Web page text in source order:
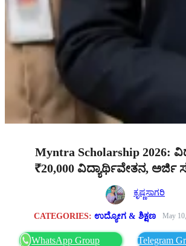
Myntra Scholarship 2026:
₹20,000 ವಿದ್ಯಾರ್ಥಿವೇತನ, ಅರ್ಜಿ
ಕೃಷ್ಣಸಾಗರಿ
CATEGORIES:ಉದ್ಯೋಗ & ಶಿಕ್ಷಣ May
WhatsApp Group Telegram